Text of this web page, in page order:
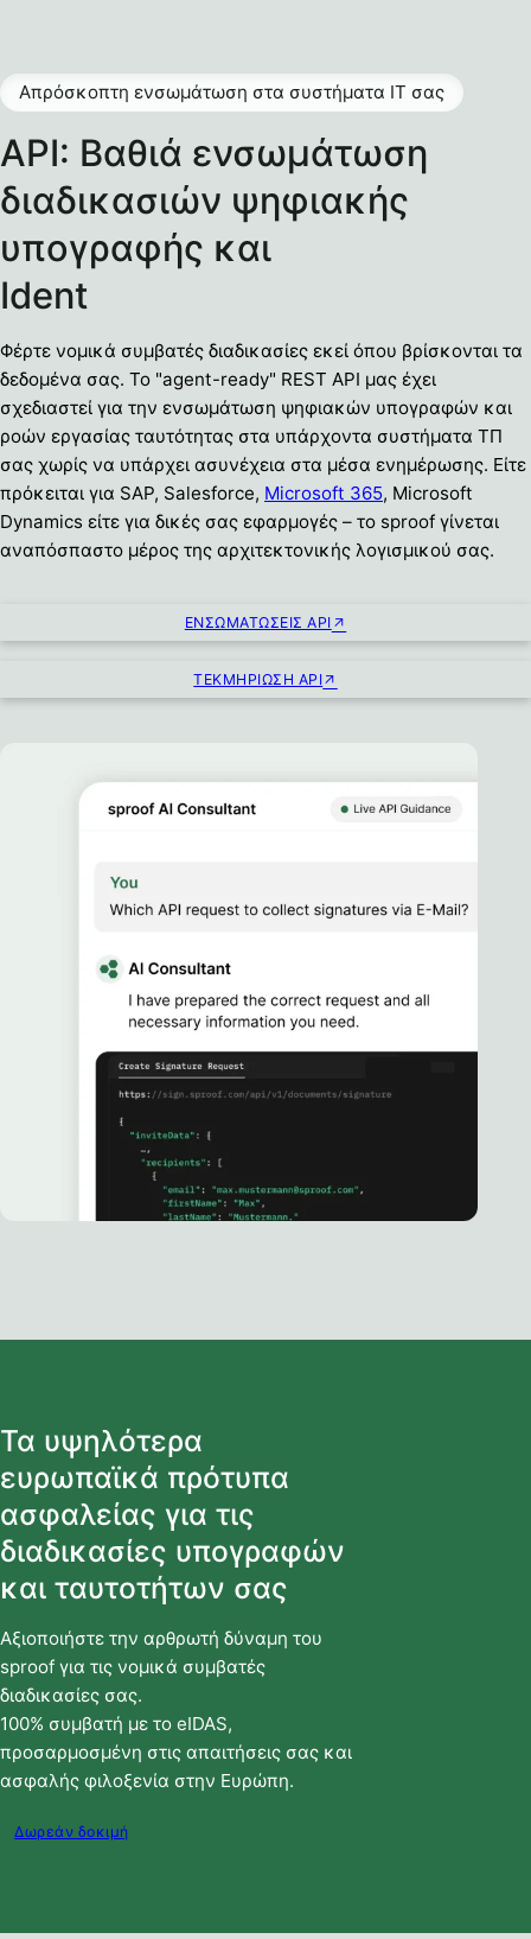
API: Βαθιά ενσωμάτωση
διαδικασιών ψηφιακής
υπογραφής και
Ident
Απρόσκοπτη ενσωμάτωση στα συστήματα IT σας
Φέρτε νομικά συμβατές διαδικασίες εκεί όπου βρίσκονται τα
δεδομένα σας. Το "agent-ready" REST API μας έχει
σχεδιαστεί για την ενσωμάτωση ψηφιακών υπογραφών και
ροών εργασίας ταυτότητας στα υπάρχοντα συστήματα ΤΠ
σας χωρίς να υπάρχει ασυνέχεια στα μέσα ενημέρωσης. Είτε
πρόκειται για SAP, Salesforce, Microsoft 365, Microsoft
Dynamics είτε για δικές σας εφαρμογές – το sproof γίνεται
αναπόσπαστο μέρος της αρχιτεκτονικής λογισμικού σας.
ΕΝΣΩΜΑΤΏΣΕΙΣ API
ΤΕΚΜΗΡΊΩΣΗ API
Τα υψηλότερα
ευρωπαϊκά πρότυπα
ασφαλείας για τις
διαδικασίες υπογραφών
και ταυτοτήτων σας
Αξιοποιήστε την αρθρωτή δύναμη του
sproof για τις νομικά συμβατές
διαδικασίες σας.
100% συμβατή με το eIDAS,
προσαρμοσμένη στις απαιτήσεις σας και
ασφαλής φιλοξενία στην Ευρώπη.
Δωρεάν δοκιμή